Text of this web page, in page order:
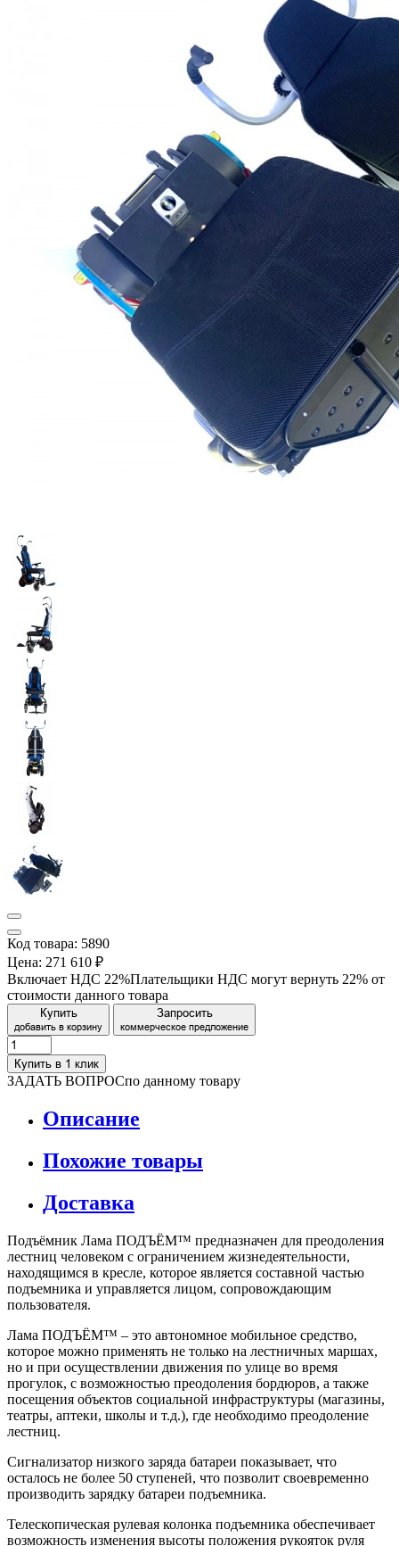
Код товара: 5890
Цена: 271 610 ₽
Включает НДС 22%Плательщики НДС могут вернуть 22% от
стоимости данного товара
Купить
добавить в корзину
Запросить
коммерческое предложение
Купить в 1 клик
ЗАДАТЬ ВОПРОСпо данному товару
Описание
Похожие товары
Доставка
Подъёмник Лама ПОДЪЁМ™ предназначен для преодоления
лестниц человеком с ограничением жизнедеятельности,
находящимся в кресле, которое является составной частью
подъемника и управляется лицом, сопровождающим
пользователя.
Лама ПОДЪЁМ™ – это автономное мобильное средство,
которое можно применять не только на лестничных маршах,
но и при осуществлении движения по улице во время
прогулок, с возможностью преодоления бордюров, а также
посещения объектов социальной инфраструктуры (магазины,
театры, аптеки, школы и т.д.), где необходимо преодоление
лестниц.
Сигнализатор низкого заряда батареи показывает, что
осталось не более 50 ступеней, что позволит своевременно
производить зарядку батареи подъемника.
Телескопическая рулевая колонка подъемника обеспечивает
возможность изменения высоты положения рукояток руля